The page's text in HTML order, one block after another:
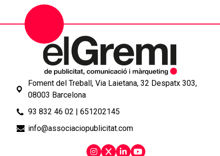
Foment del Treball, Via Laietana, 32 Despatx 303,
08003 Barcelona
93 832 46 02 | 651202145
info@associaciopublicitat.com